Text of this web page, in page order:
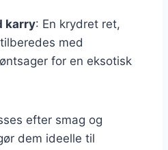
karry: En krydret ret,
med
for en eksotisk
efter smag og
dem ideelle til